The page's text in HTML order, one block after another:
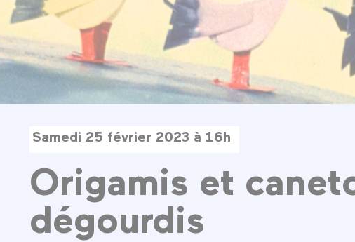
Samedi 25 février 2023 à 16h
Origamis et
dégourdis